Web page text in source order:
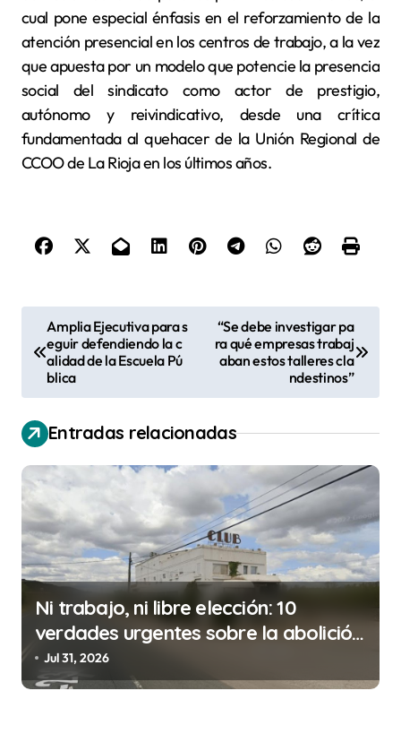
cual pone especial énfasis en el reforzamiento de la
atención presencial en los centros de trabajo, a la vez
que apuesta por un modelo que potencie la presencia
social del sindicato como actor de prestigio,
autónomo y reivindicativo, desde una crítica
fundamentada al quehacer de la Unión Regional de
CCOO de La Rioja en los últimos años.
a
g
a
c
i
ó
n
d
e
e
Amplia Ejecutiva para s
eguir defendiendo la c
alidad de la Escuela Pú
blica
“Se debe investigar pa
ra qué empresas trabaj
aban estos talleres cla
ndestinos”
Entradas relacionadas
Ni trabajo, ni libre elección: 10
verdades urgentes sobre la abolición
de la prostitución
Jul 31, 2026